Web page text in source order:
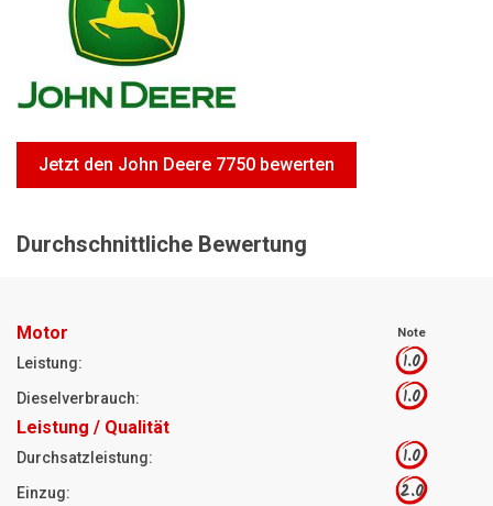
Freischneider
Jetzt Bewerten
Jetzt den John Deere 7750 bewerten
Durchschnittliche Bewertung
Motor Note
Leistung: 1.0
Dieselverbrauch: 1.0
Leistung / Qualität
Durchsatzleistung: 1.0
Einzug: 2.0